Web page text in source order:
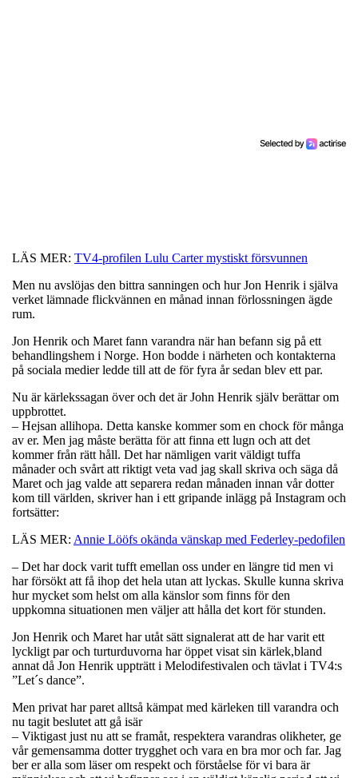
LÄS MER: TV4-profilen Lulu Carter mystiskt försvunnen
Men nu avslöjas den bittra sanningen och hur Jon Henrik i själva
verket lämnade flickvännen en månad innan förlossningen ägde
rum.
Jon Henrik och Maret fann varandra när han befann sig på ett
behandlingshem i Norge. Hon bodde i närheten och kontakterna
på sociala medier ledde till att de för fyra år sedan blev ett par.
Nu är kärlekssagan över och det är John Henrik själv berättar om
uppbrottet.
– Hejsan allihopa. Detta kanske kommer som en chock för många
av er. Men jag måste berätta för att finna ett lugn och att det
kommer från rätt håll. Det har nämligen varit väldigt tuffa
månader och svårt att riktigt veta vad jag skall skriva och säga då
Maret och jag valde att separera redan månaden innan vår dotter
kom till världen, skriver han i ett gripande inlägg på Instagram och
fortsätter:
LÄS MER: Annie Lööfs okända vänskap med Federley-pedofilen
– Det har dock varit tufft emellan oss under en längre tid men vi
har försökt att få ihop det hela utan att lyckas. Skulle kunna skriva
hur mycket som helst om alla känslor som finns för den
uppkomna situationen men väljer att hålla det kort för stunden.
Jon Henrik och Maret har utåt sätt signalerat att de har varit ett
lyckligt par och turturduvorna har öppet visat sin kärlek,bland
annat då Jon Henrik uppträtt i Melodifestivalen och tävlat i TV4:s
”Let´s dance”.
Men privat har paret alltså kämpat med kärleken till varandra och
nu tagit beslutet att gå isär
– Viktigast just nu att se framåt, respektera varandras olikheter, ge
vår gemensamma dotter trygghet och vara en bra mor och far. Jag
ber er alla som läser om respekt och förståelse för vi bara är